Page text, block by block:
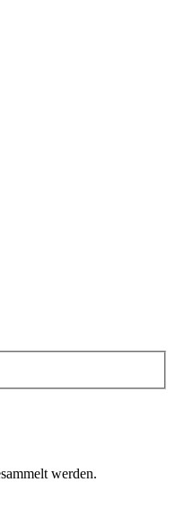
werden.